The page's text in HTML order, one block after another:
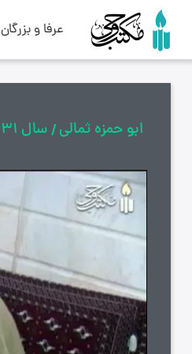
عرفا و بزرگان
ابو حمزه ثمالی سال 1431